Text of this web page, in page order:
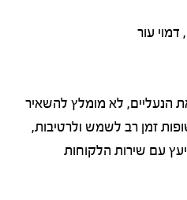
דמוי עור
הנעליים, לא מומלץ להשאיר
זמן רב לשמש ולרטיבות,
עם שירות הלקוחות